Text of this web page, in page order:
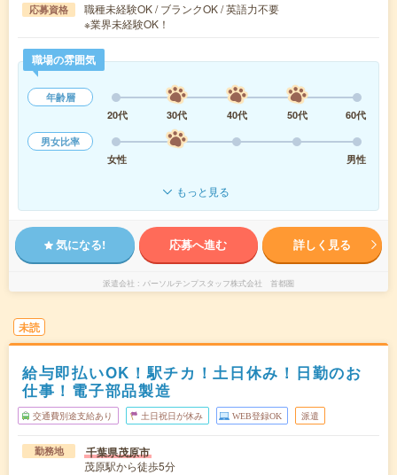
応募資格
職種未経験OK / ブランクOK / 英語力不要
※業界未経験OK！
職場の雰囲気
年齢層
20代
30代 40代 50代
60代
男女比率
女性
男性
もっと見る
気になる! 応募へ進む 詳しく見る
派遣会社 パーソルテンプスタッフ株式会社 首都圏
未読
給与即払いOK！駅チカ！土日休み！日勤のお
仕事！電子部品製造
交通費別途支給あり 土日祝日が休み WEB登録OK 派遣
勤務地 千葉県茂原市
茂原駅から徒歩5分